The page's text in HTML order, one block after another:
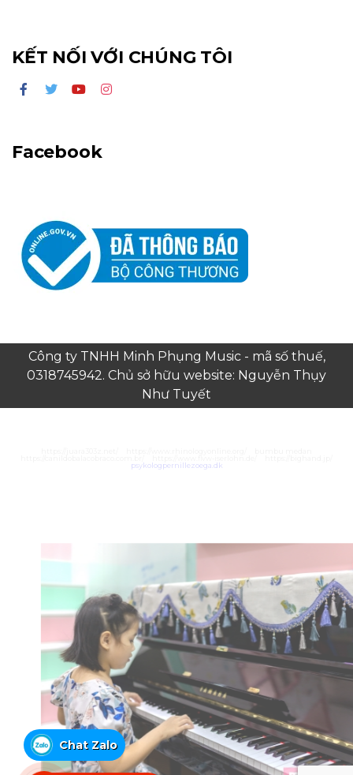
KẾT NỐI VỚI CHÚNG TÔI
Facebook
Công ty TNHH Minh Phụng Music - mã số thuế,
0318745942. Chủ sở hữu website: Nguyễn Thụy
Như Tuyết
Chat Zalo
psykologpernillezoega.dk